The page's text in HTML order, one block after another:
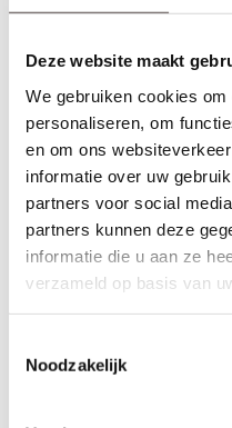
Deze website maakt
We gebruiken cookies
personaliseren, om
en om ons
informatie over uw
partners voor social
partners kunnen deze
informatie die u aan ze
verzameld op basis van
Noodzakelijk
Let op!
dus ooknietin, dit zul je dus
deurstijlen!
Zelf passend maken of op
Stompe CanDo Oklahoma
deurstijlen, de bovendorpel
Eenopdekdeuris door de
5 mm in te korten. De
deze aangegeven marges.
mogelijk.
Controleer nogmaals goed
uitvoering. CanDo